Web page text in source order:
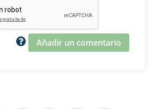
Añadir un comentario